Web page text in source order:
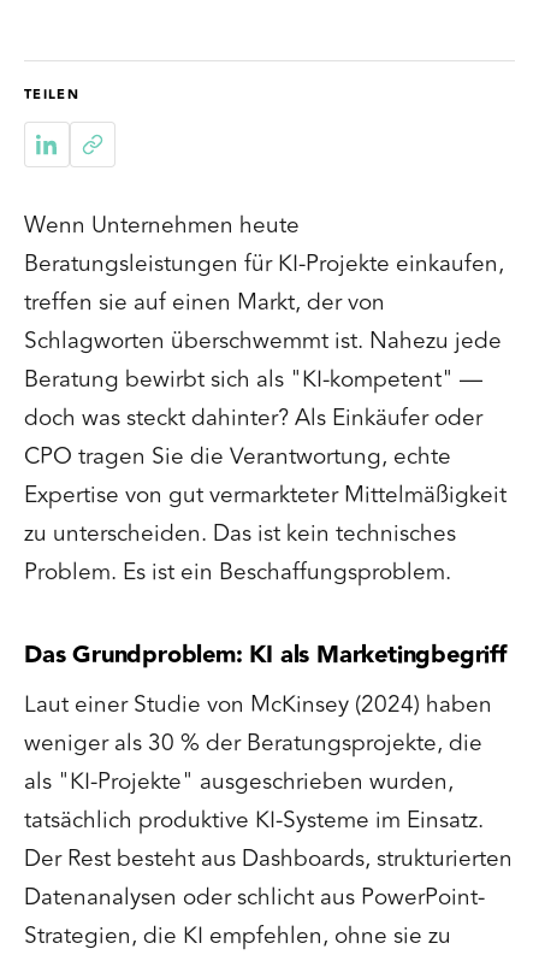
TEILEN
Wenn Unternehmen heute
Beratungsleistungen für KI-Projekte einkaufen,
treffen sie auf einen Markt, der von
Schlagworten überschwemmt ist. Nahezu jede
Beratung bewirbt sich als "KI-kompetent" —
doch was steckt dahinter? Als Einkäufer oder
CPO tragen Sie die Verantwortung, echte
Expertise von gut vermarkteter Mittelmäßigkeit
zu unterscheiden. Das ist kein technisches
Problem. Es ist ein Beschaffungsproblem.
Das Grundproblem: KI als Marketingbegriff
Laut einer Studie von McKinsey (2024) haben
weniger als 30 % der Beratungsprojekte, die
als "KI-Projekte" ausgeschrieben wurden,
tatsächlich produktive KI-Systeme im Einsatz.
Der Rest besteht aus Dashboards, strukturierten
Datenanalysen oder schlicht aus PowerPoint-
Strategien, die KI empfehlen, ohne sie zu